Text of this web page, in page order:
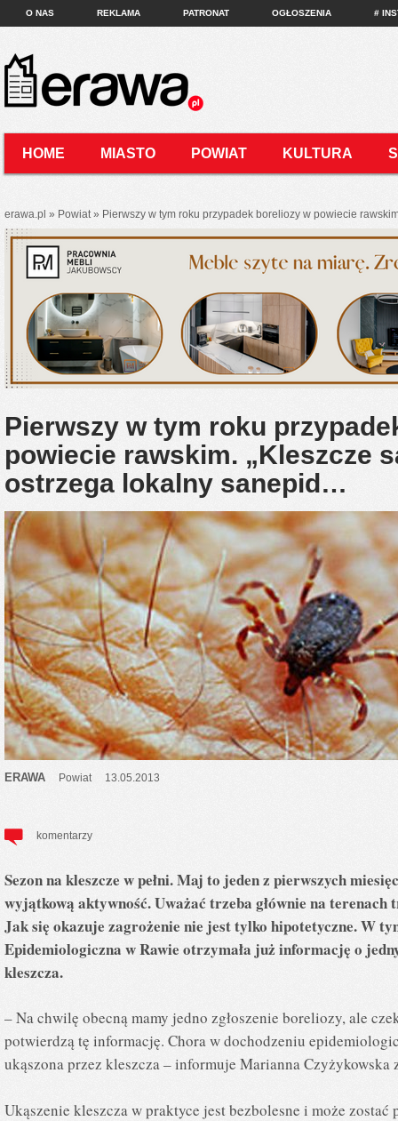
O NAS REKLAMA PATRONAT OGŁOSZENIA #
HOME MIASTO POWIAT KULTURA
erawa.pl » Powiat » Pierwszy w tym roku przypadek boreliozy w powiecie
Pierwszy w tym roku
powiecie rawskim. „Kleszcze
ostrzega lokalny sanepid…
ERAWA Powiat 13.05.2013
komentarzy
Sezon na kleszcze w pełni. Maj to jeden z pierwszych
wyjątkową aktywność. Uważać trzeba głównie na
Jak się okazuje zagrożenie nie jest tylko hipotetyczne. W
Epidemiologiczna w Rawie otrzymała już informację o
kleszcza.
– Na chwilę obecną mamy jedno zgłoszenie boreliozy, ale
potwierdzą tę informację. Chora w dochodzeniu
ukąszona przez kleszcza – informuje Marianna Czyżykowska
Ukąszenie kleszcza w praktyce jest bezbolesne i może zostać